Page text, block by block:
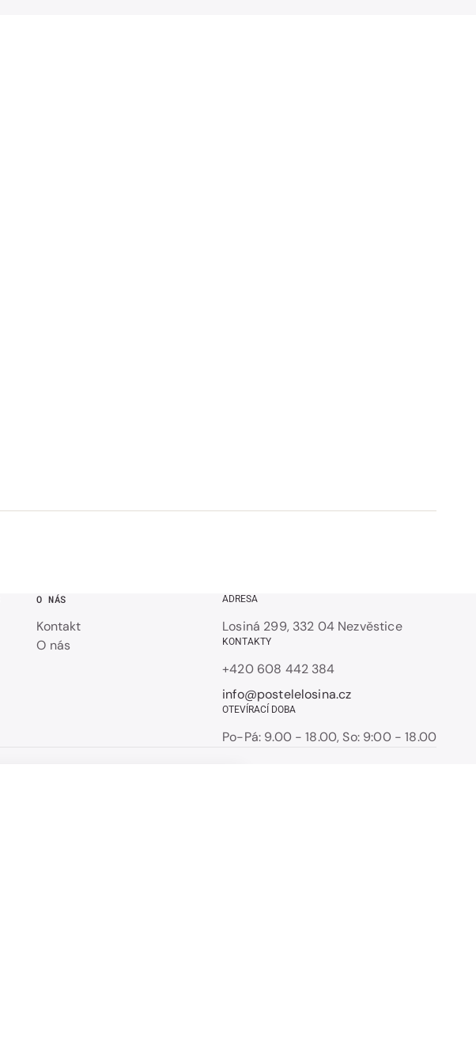
O NÁS
Kontakt
O nás
ADRESA
Losiná 299, 332 04 Nezvěstice
KONTAKTY
+420 608 442 384
info@postelelosina.cz
OTEVÍRACÍ DOBA
Po-Pá: 9.00 - 18.00, So: 9:00 - 18.00